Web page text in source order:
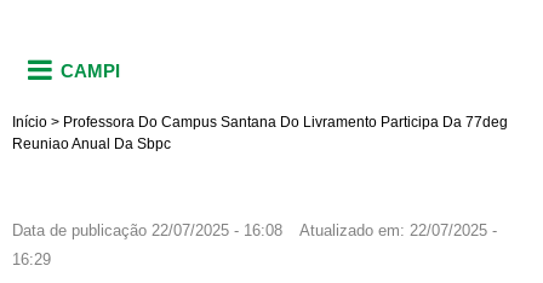
CAMPI
Início > Professora Do Campus Santana Do Livramento Participa Da 77deg
Reuniao Anual Da Sbpc
Data de publicação 22/07/2025 - 16:08 Atualizado em: 22/07/2025 -
16:29